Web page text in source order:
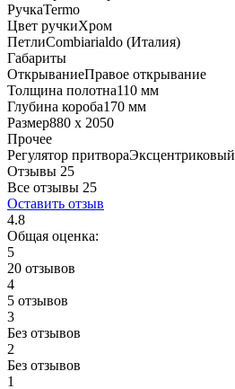
РучкаTermo
Цвет ручкиХром
ПетлиCombiarialdo (Италия)
Габариты
ОткрываниеПравое открывание
Толщина полотна110 мм
Глубина короба170 мм
Размер880 x 2050
Прочее
Регулятор притвораЭксцентриковый
Отзывы 25
Все отзывы 25
Оставить отзыв
4.8
Общая оценка:
5
20 отзывов
4
5 отзывов
3
Без отзывов
2
Без отзывов
1